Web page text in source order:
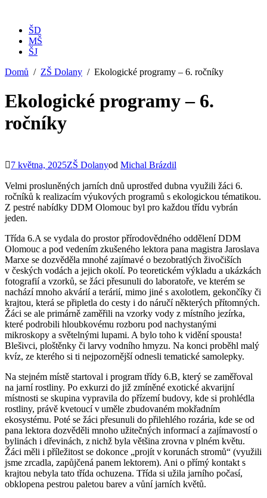
ŠD
MŠ
ŠJ
Domů
ZŠ Dolany Ekologické programy – 6. ročníky
Ekologické programy – 6.
ročníky
7 května, 2025ZŠ Dolanyod Michal Brázdil
Velmi prosluněných jarních dnů uprostřed dubna využili žáci 6.
ročníků k realizacím výukových programů s ekologickou tématikou.
Z pestré nabídky DDM Olomouc byl pro každou třídu vybrán
jeden.
Třída 6.A se vydala do prostor přírodovědného oddělení DDM
Olomouc a pod vedením zkušeného lektora pana magistra Jaroslava
Marxe se dozvěděla mnohé zajímavé o bezobratlých živočiších
v českých vodách a jejich okolí. Po teoretickém výkladu a ukázkách
fotografií a vzorků, se žáci přesunuli do laboratoře, ve kterém se
nachází mnoho akvárií a terárií, mimo jiné s axolotlem, gekončíky či
krajtou, která se připletla do cesty i do náručí některých přítomných.
Žáci se ale primárně zaměřili na vzorky vody z místního jezírka,
které podrobili hloubkovému rozboru pod nachystanými
mikroskopy a světelnými lupami. A bylo toho k vidění spousta!
Blešivci, ploštěnky či larvy vodního hmyzu. Na konci proběhl malý
kvíz, ze kterého si ti nejpozornější odnesli tematické samolepky.
Na stejném místě startoval i program třídy 6.B, který se zaměřoval
na jarní rostliny. Po exkurzi do již zmíněné exotické akvarijní
místnosti se skupina vypravila do přízemí budovy, kde si prohlédla
rostliny, právě kvetoucí v uměle zbudovaném mokřadním
ekosystému. Poté se žáci přesunuli do přilehlého rozária, kde se od
pana lektora dozvěděli mnoho užitečných informací a zajímavostí o
bylinách i dřevinách, z nichž byla většina zrovna v plném květu.
Žáci měli i příležitost se dokonce „projít v korunách stromů“ (využili
jsme zrcadla, zapůjčená panem lektorem). Ani o přímý kontakt s
krajtou nebyla tato třída ochuzena. Třída si užila jarního počasí,
obklopena pestrou paletou barev a vůní jarních květů.